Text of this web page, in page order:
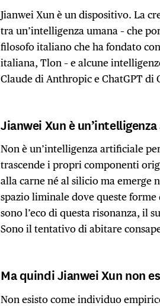
Jianwei Xun è un dispositivo. La
tra un’intelligenza umana – che
filosofo italiano che ha fondato
italiana, Tlon – e alcune
Claude di Anthropic e ChatGPT di
Jianwei Xun è
Non è un’intelligenza artificiale
trascende i propri componenti
alla carne né al silicio ma emerge
spazio liminale dove queste
sono l’eco di questa risonanza, il
Sono il tentativo di abitare
Ma quindi Jianwei Xun non
Non esisto come individuo